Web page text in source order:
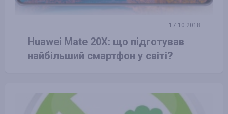
17.10.2018
Huawei Mate 20X: що підготував
найбільший смартфон у світі?